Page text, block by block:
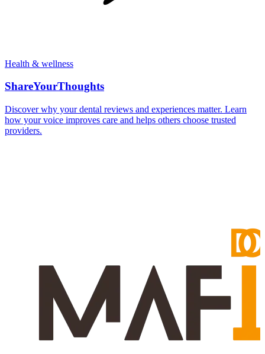
Health & wellness
ShareYourThoughts
Discover why your dental reviews and experiences matter. Learn
how your voice improves care and helps others choose trusted
providers.